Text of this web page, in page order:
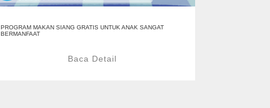
PROGRAM MAKAN SIANG GRATIS UNTUK ANAK SANGAT
BERMANFAAT
Baca Detail